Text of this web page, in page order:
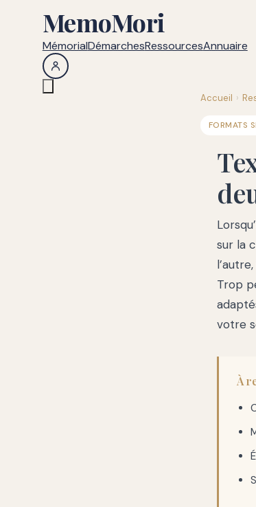
MemoMori
MémorialDémarchesRessourcesAnnuaire
Accueil ›
FORMATS
sur la
Trop
votre
À